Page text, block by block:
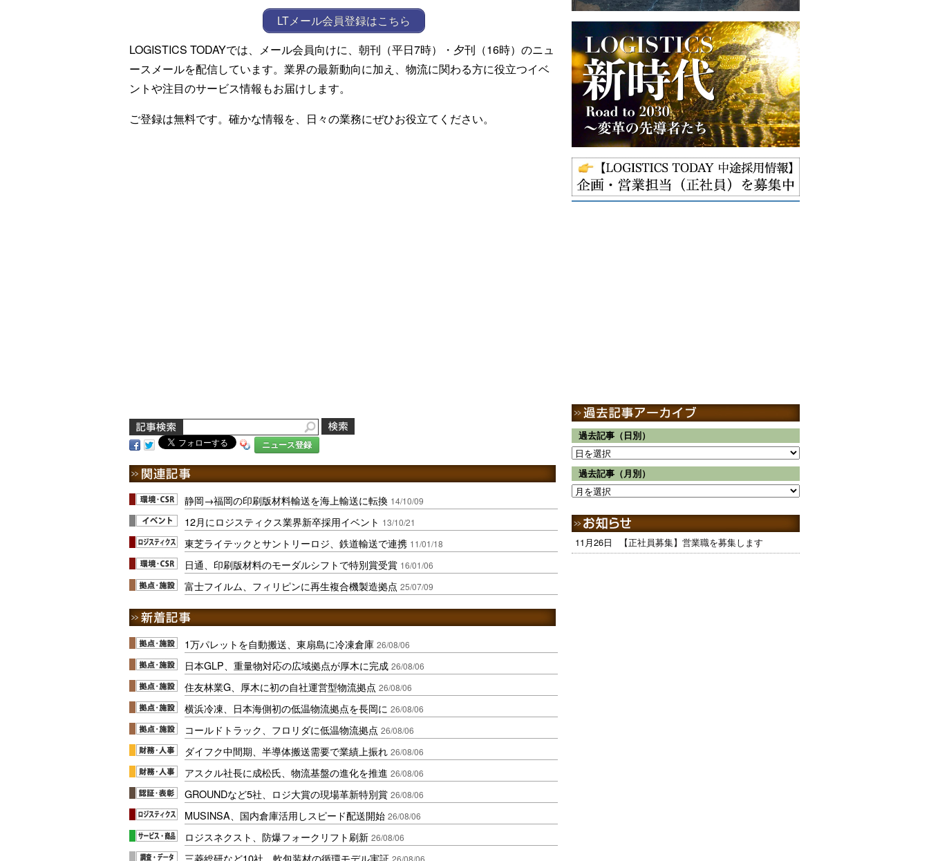
LTメール会員登録はこちら
LOGISTICS TODAYでは、メール会員向けに、朝刊（平日7時）・夕刊（16時）のニュ
ースメールを配信しています。業界の最新動向に加え、物流に関わる方に役立つイベ
ントや注目のサービス情報もお届けします。
ご登録は無料です。確かな情報を、日々の業務にぜひお役立てください。
ニュース登録
静岡→福岡の印刷版材料輸送を海上輸送に転換 14/10/09
12月にロジスティクス業界新卒採用イベント 13/10/21
東芝ライテックとサントリーロジ、鉄道輸送で連携 11/01/18
日通、印刷版材料のモーダルシフトで特別賞受賞 16/01/06
富士フイルム、フィリピンに再生複合機製造拠点 25/07/09
1万パレットを自動搬送、東扇島に冷凍倉庫 26/08/06
日本GLP、重量物対応の広域拠点が厚木に完成 26/08/06
住友林業G、厚木に初の自社運営型物流拠点 26/08/06
横浜冷凍、日本海側初の低温物流拠点を長岡に 26/08/06
コールドトラック、フロリダに低温物流拠点 26/08/06
ダイフク中間期、半導体搬送需要で業績上振れ 26/08/06
アスクル社長に成松氏、物流基盤の進化を推進 26/08/06
GROUNDなど5社、ロジ大賞の現場革新特別賞 26/08/06
MUSINSA、国内倉庫活用しスピード配送開始 26/08/06
ロジスネクスト、防爆フォークリフト刷新 26/08/06
三菱総研など10社、軟包装材の循環モデル実証 26/08/06
過去記事（日別）
過去記事（月別）
11月26日 【正社員募集】営業職を募集します